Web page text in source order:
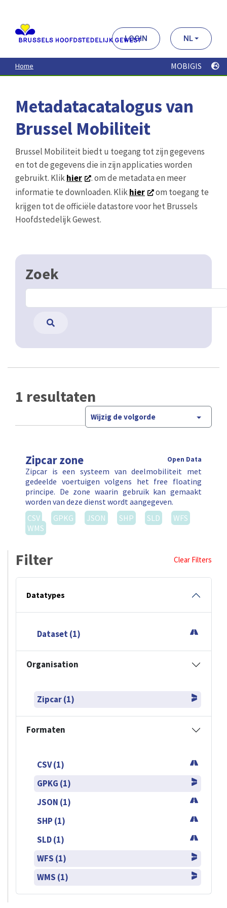
contenu
principal
LOGIN NL
Home MOBIGIS
Metadatacatalogus van
Brussel Mobiliteit
Brussel Mobiliteit biedt u toegang tot zijn gegevens
en tot de gegevens die in zijn applicaties worden
gebruikt. Klikhier
. om de metadata en meer
informatie te downloaden. Klikhier
om toegang te
krijgen tot de officiële datastore voor het Brussels
Hoofdstedelijk Gewest.
Zoek
1 resultaten
Wijzig de volgorde
Zipcar zone Open Data
Zipcar is een systeem van deelmobiliteit met
gedeelde voertuigen volgens het free floating
principe. De zone waarin gebruik kan gemaakt
worden van deze dienst wordt aangegeven.
CSV
GPKG JSON SHP SLD
WFS
WMS
Filter Clear Filters
Datatypes
Dataset (1)
Organisation
Zipcar (1)
Formaten
CSV (1)
GPKG (1)
JSON (1)
SHP (1)
SLD (1)
WFS (1)
WMS (1)